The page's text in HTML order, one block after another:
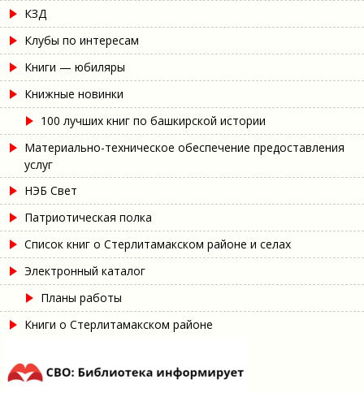
КЗД
Клубы по интересам
Книги — юбиляры
Книжные новинки
100 лучших книг по башкирской истории
Материально-техническое обеспечение предоставления
услуг
НЭБ Свет
Патриотическая полка
Список книг о Стерлитамакском районе и селах
Электронный каталог
Планы работы
Книги о Стерлитамакском районе